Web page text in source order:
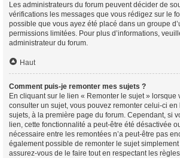
Les administrateurs du forum peuvent décider de
vérifications les messages que vous rédigez sur le
possible que vous ayez été placé dans un groupe
permissions limitées. Pour plus d’informations,
administrateur du forum.
Haut
Comment puis-je remonter mes sujets ?
En cliquant sur le lien « Remonter le sujet » lorsque
consulter un sujet, vous pouvez remonter celui-ci
sujets, à la première page du forum. Cependant, si
lien, cette fonctionnalité a peut-être été désactivée
nécessaire entre les remontées n’a peut-être pas
également possible de remonter le sujet
assurez-vous de le faire tout en respectant les